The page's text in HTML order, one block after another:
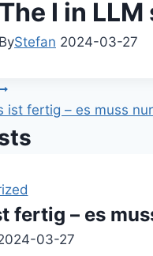
The I in
ByStefan 2024-03-27
ist fertig – es muss
fertig – es
03-27